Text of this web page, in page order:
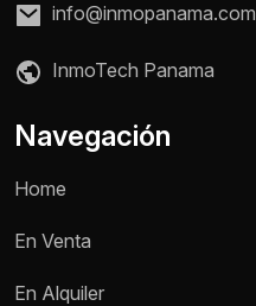
Nombre *
info@inmopanama.com
InmoTech Panama
Navegación
Home
En Venta
En Alquiler